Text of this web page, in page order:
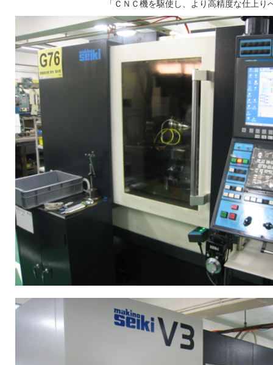
「ＣＮＣ機を駆使し、より高精度な仕上り